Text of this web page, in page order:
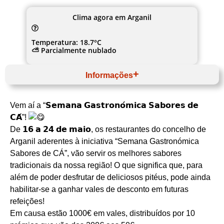
Vem aí a “𝗦𝗲𝗺𝗮𝗻𝗮 𝗚𝗮𝘀𝘁𝗿𝗼𝗻𝗼́𝗺𝗶𝗰𝗮 𝗦𝗮𝗯𝗼𝗿𝗲𝘀 𝗱𝗲
𝗖𝗔́”!
De 𝟭𝟲 𝗮 𝟮𝟰 𝗱𝗲 𝗺𝗮𝗶𝗼, os restaurantes do concelho de
Arganil aderentes à iniciativa “Semana Gastronómica
Sabores de CÁ”, vão servir os melhores sabores
tradicionais da nossa região! O que significa que, para
além de poder desfrutar de deliciosos pitéus, pode ainda
habilitar-se a ganhar vales de desconto em futuras
refeições!
Em causa estão 1000€ em vales, distribuídos por 10
Clima agora em Arganil
Temperatura: 18.7°C
⛅ Parcialmente nublado
Informações
Website
Centro
Região de Coimbra
Arganil
Município de Arganil
Gastronomia regional